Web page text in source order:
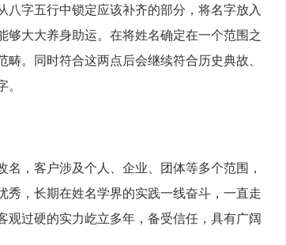
字五行中锁定应该补齐的部分，将名字放入
大大养身助运。在将姓名确定在一个范围之
。同时符合这两点后会继续符合历史典故、
。
，客户涉及个人、企业、团体等多个范围，
秀，长期在姓名学界的实践一线奋斗，一直走
过硬的实力屹立多年，备受信任，具有广阔